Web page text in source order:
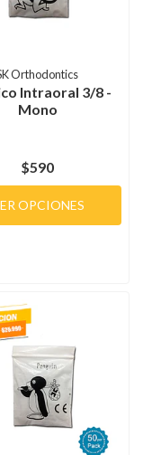
Orthodontics
Intraoral 3/8 -
Mono
$590
OPCIONES